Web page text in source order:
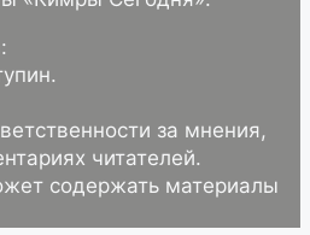
за мнения,
читателей.
содержать материалы